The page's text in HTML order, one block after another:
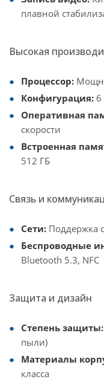
плавной
Высокая
Процессор:
Конфигурация: 6
Оперативная
скорости
Встроенная
512 ГБ
Связь и
Сети: Поддержка
Беспроводные
Bluetooth 5.3, NFC
Защита и дизайн
Степень защиты:
пыли)
Материалы
класса